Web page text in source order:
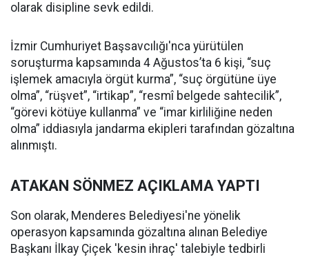
olarak disipline sevk edildi.
İzmir Cumhuriyet Başsavcılığı'nca yürütülen
soruşturma kapsamında 4 Ağustos’ta 6 kişi, “suç
işlemek amacıyla örgüt kurma”, “suç örgütüne üye
olma”, “rüşvet”, “irtikap”, “resmî belgede sahtecilik”,
“görevi kötüye kullanma” ve “imar kirliliğine neden
olma” iddiasıyla jandarma ekipleri tarafından gözaltına
alınmıştı.
ATAKAN SÖNMEZ AÇIKLAMA YAPTI
Son olarak, Menderes Belediyesi'ne yönelik
operasyon kapsamında gözaltına alınan Belediye
Başkanı İlkay Çiçek 'kesin ihraç' talebiyle tedbirli